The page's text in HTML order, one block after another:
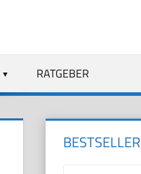
RATGEBER
BESTSELLER